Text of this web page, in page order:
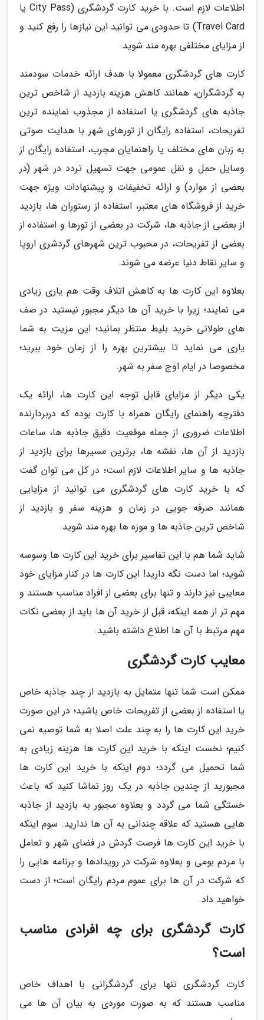
اطلاعات لازم است. با خرید کارت گردشگری (City Pass یا
Travel Card) تا حدودی می توانید این نیازها را رفع کنید و
از مزایای مختلفی بهره مند شوید.
کارت های گردشگری معمولا با هدف ارائه خدمات سودمند
به گردشگران، همانند کاهش هزینه بازدید از شاخص ترین
جاذبه های گردشگری یا استفاده از مجذوب نماینده ترین
تفریحات، استفاده رایگان از تورهای شهر با هدایت صوتی
به زبان های مختلف یا راهنمایان مجرب، استفاده رایگان از
وسایل حمل و نقل عمومی جهت تسهیل تردد در شهر (در
بعضی از موارد) و ارائه تخفیفات و پیشنهادات ویژه جهت
خرید از فروشگاه های معتبر، استفاده از رستوران ها، بازدید
از بعضی از جاذبه ها، شرکت در بعضی از تورها و استفاده از
بعضی از تفریحات، در محبوب ترین شهرهای گردشری اروپا
و سایر نقاط دنیا عرضه می شوند.
بعلاوه این کارت ها به کاهش اتلاف وقت هم یاری زیادی
می نمایند؛ زیرا با خرید آن ها دیگر مجبور نیستید در صف
های طولانی خرید بلیط منتظر بمانید؛ این مزیت به شما
یاری می نماید تا بیشترین بهره را از زمان خود ببرید؛
مخصوصا در ایام اوج سفر به شهر.
یکی دیگر از مزایای قابل توجه این کارت ها، ارائه یک
دفترچه راهنمای رایگان همراه با کارت بوده که دربردارنده
اطلاعات ضروری از جمله موقعیت دقیق جاذبه ها، ساعات
بازدید از آن ها، نقشه ها، برترین مسیرها برای بازدید از
جاذبه ها و سایر اطلاعات لازم است؛ در کل می توان گفت
که با خرید کارت های گردشگری می توانید از مزایایی
همانند صرفه جویی در زمان و هزینه سفر و بازدید از
شاخص ترین جاذبه ها و موزه ها بهره مند شوید.
شاید شما هم با این تفاسیر برای خرید این کارت ها وسوسه
شوید؛ اما دست نگه دارید! این کارت ها در کنار مزایای خود
معایبی نیز دارند و تنها برای بعضی از افراد مناسب هستند و
مهم تر از همه اینکه، قبل از خرید آن ها باید از بعضی نکات
مهم مرتبط با آن ها اطلاع داشته باشید.
معایب کارت گردشگری
ممکن است شما تنها متمایل به بازدید از چند جاذبه خاص
یا استفاده از بعضی از تفریحات خاص باشید؛ در این صورت
خرید این کارت ها را به چند علت اصلا به شما توصیه نمی
کنیم؛ نخست اینکه با خرید این کارت ها هزینه زیادی به
شما تحمیل می گردد؛ دوم اینکه با خرید این کارت ها
مجبورید از چندین جاذبه در یک روز تماشا کنید که باعث
خستگی شما می گردد و بعلاوه مجبور به بازدید از جاذبه
هایی هستید که علاقه چندانی به آن ها ندارید. سوم اینکه
با خرید این کارت ها فرصت گردش در فضای شهر و تعامل
با مردم بومی و بعلاوه شرکت در رویدادها و برنامه هایی را
که شرکت در آن ها برای عموم مردم رایگان است؛ از دست
خواهید داد.
کارت گردشگری برای چه افرادی مناسب
است؟
کارت گردشگری تنها برای گردشگرانی با اهداف خاص
مناسب هستند که به صورت موردی به بیان آن ها می